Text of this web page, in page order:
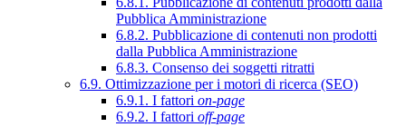
Pubblica Amministrazione
6.8.2. Pubblicazione di contenuti non prodotti
dalla Pubblica Amministrazione
6.8.3. Consenso dei soggetti ritratti
6.9. Ottimizzazione per i motori di ricerca (SEO)
6.9.1. I fattori on-page
6.9.2. I fattori off-page